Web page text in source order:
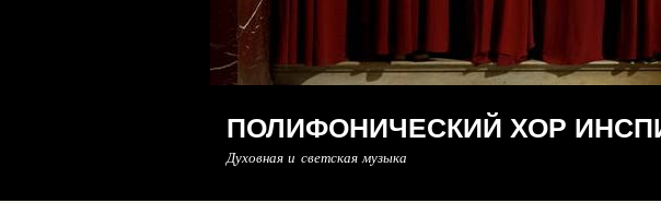
ПОЛИФОНИЧЕСКИЙ ХОР
Духовная и светская музыка